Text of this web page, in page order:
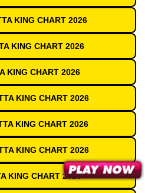
KING CHART 2026
KING CHART 2026
KING CHART 2026
KING CHART 2026
KING CHART 2026
KING CHART 2026
KING CHART 2026